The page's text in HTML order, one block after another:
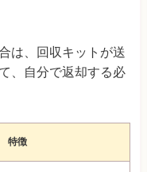
は、回収キットが送
、自分で返却する必
特徴